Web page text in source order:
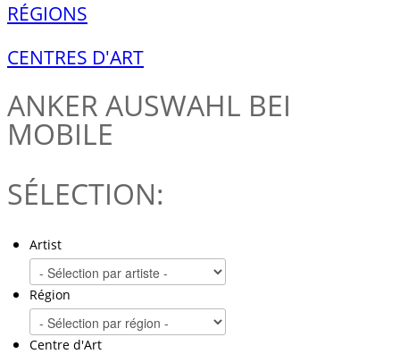
RÉGIONS
CENTRES D'ART
ANKER AUSWAHL BEI
MOBILE
SÉLECTION:
Artist
Région
Centre d'Art